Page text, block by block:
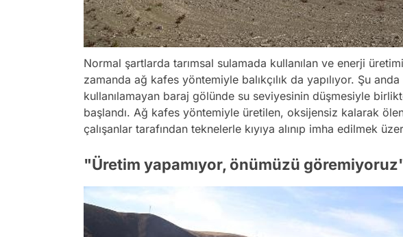
Normal şartlarda tarımsal sulamada kullanılan ve enerji
zamanda ağ kafes yöntemiyle balıkçılık da yapılıyor. Şu
kullanılamayan baraj gölünde su seviyesinin düşmesiyle
başlandı. Ağ kafes yöntemiyle üretilen, oksijensiz kalarak
çalışanlar tarafından teknelerle kıyıya alınıp imha edilmek
"Üretim yapamıyor, önümüzü